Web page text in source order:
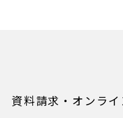
資料請求・オンライ